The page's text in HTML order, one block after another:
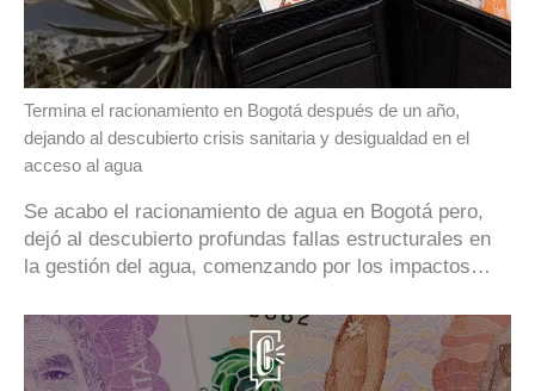
Termina el racionamiento en Bogotá después de un año,
dejando al descubierto crisis sanitaria y desigualdad en el
acceso al agua
Se acabo el racionamiento de agua en Bogotá pero,
dejó al descubierto profundas fallas estructurales en
la gestión del agua, comenzando por los impactos…